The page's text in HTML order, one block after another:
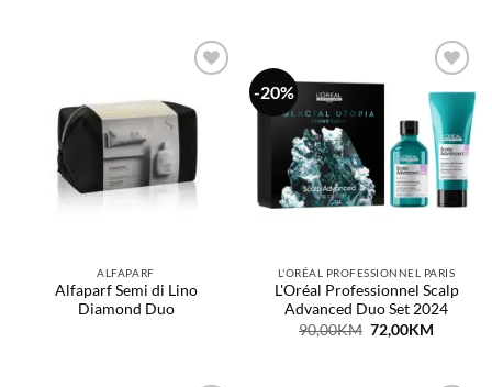
listu
ALFAPARF
Alfaparf Semi di Lino
Diamond Duo
-20%
Dodaj
listu
želja
L'ORÉAL PROFESSIONNEL PARIS
L'Oréal Professionnel Scalp
Advanced Duo Set 2024
90,00KM Original
price
72,00KM